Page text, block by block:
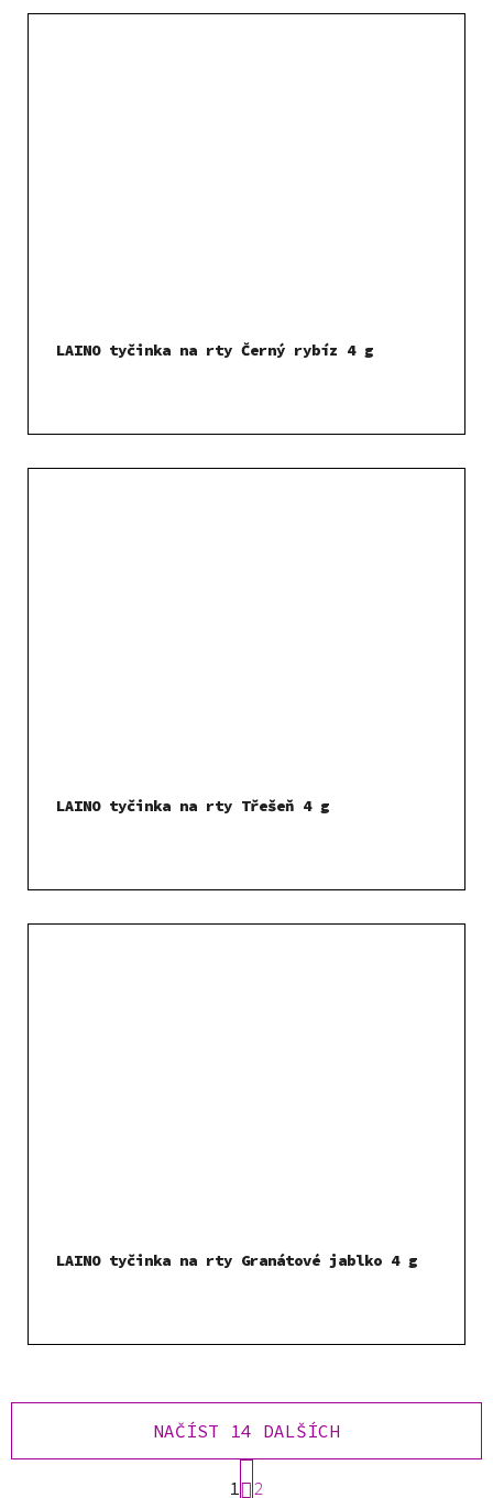
LAINO tyčinka na rty Černý rybíz 4 g
LAINO tyčinka na rty Třešeň 4 g
LAINO tyčinka na rty Granátové jablko 4 g
NAČÍST 14 DALŠÍCH
S
t
1
2